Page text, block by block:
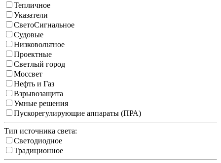
Тепличное
Указатели
СветоСигнальное
Судовые
Низковольтное
Проектные
Светлый город
Моссвет
Нефть и Газ
Взрывозащита
Умные решения
Пускорегулирующие аппараты (ПРА)
Тип источника света:
Светодиодное
Традиционное